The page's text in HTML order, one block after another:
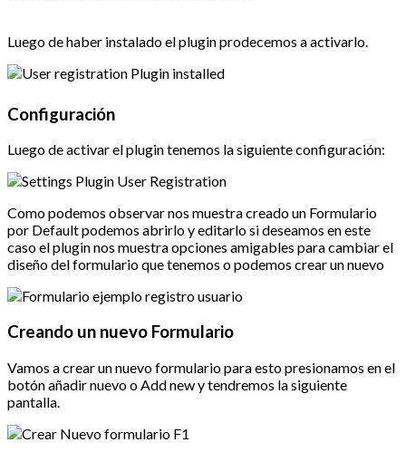
Luego de haber instalado el plugin prodecemos a activarlo.
Configuración
Luego de activar el plugin tenemos la siguiente configuración:
Como podemos observar nos muestra creado un Formulario
por Default podemos abrirlo y editarlo si deseamos en este
caso el plugin nos muestra opciones amigables para cambiar el
diseño del formulario que tenemos o podemos crear un nuevo
Creando un nuevo Formulario
Vamos a crear un nuevo formulario para esto presionamos en el
botón añadir nuevo o Add new y tendremos la siguiente
pantalla.